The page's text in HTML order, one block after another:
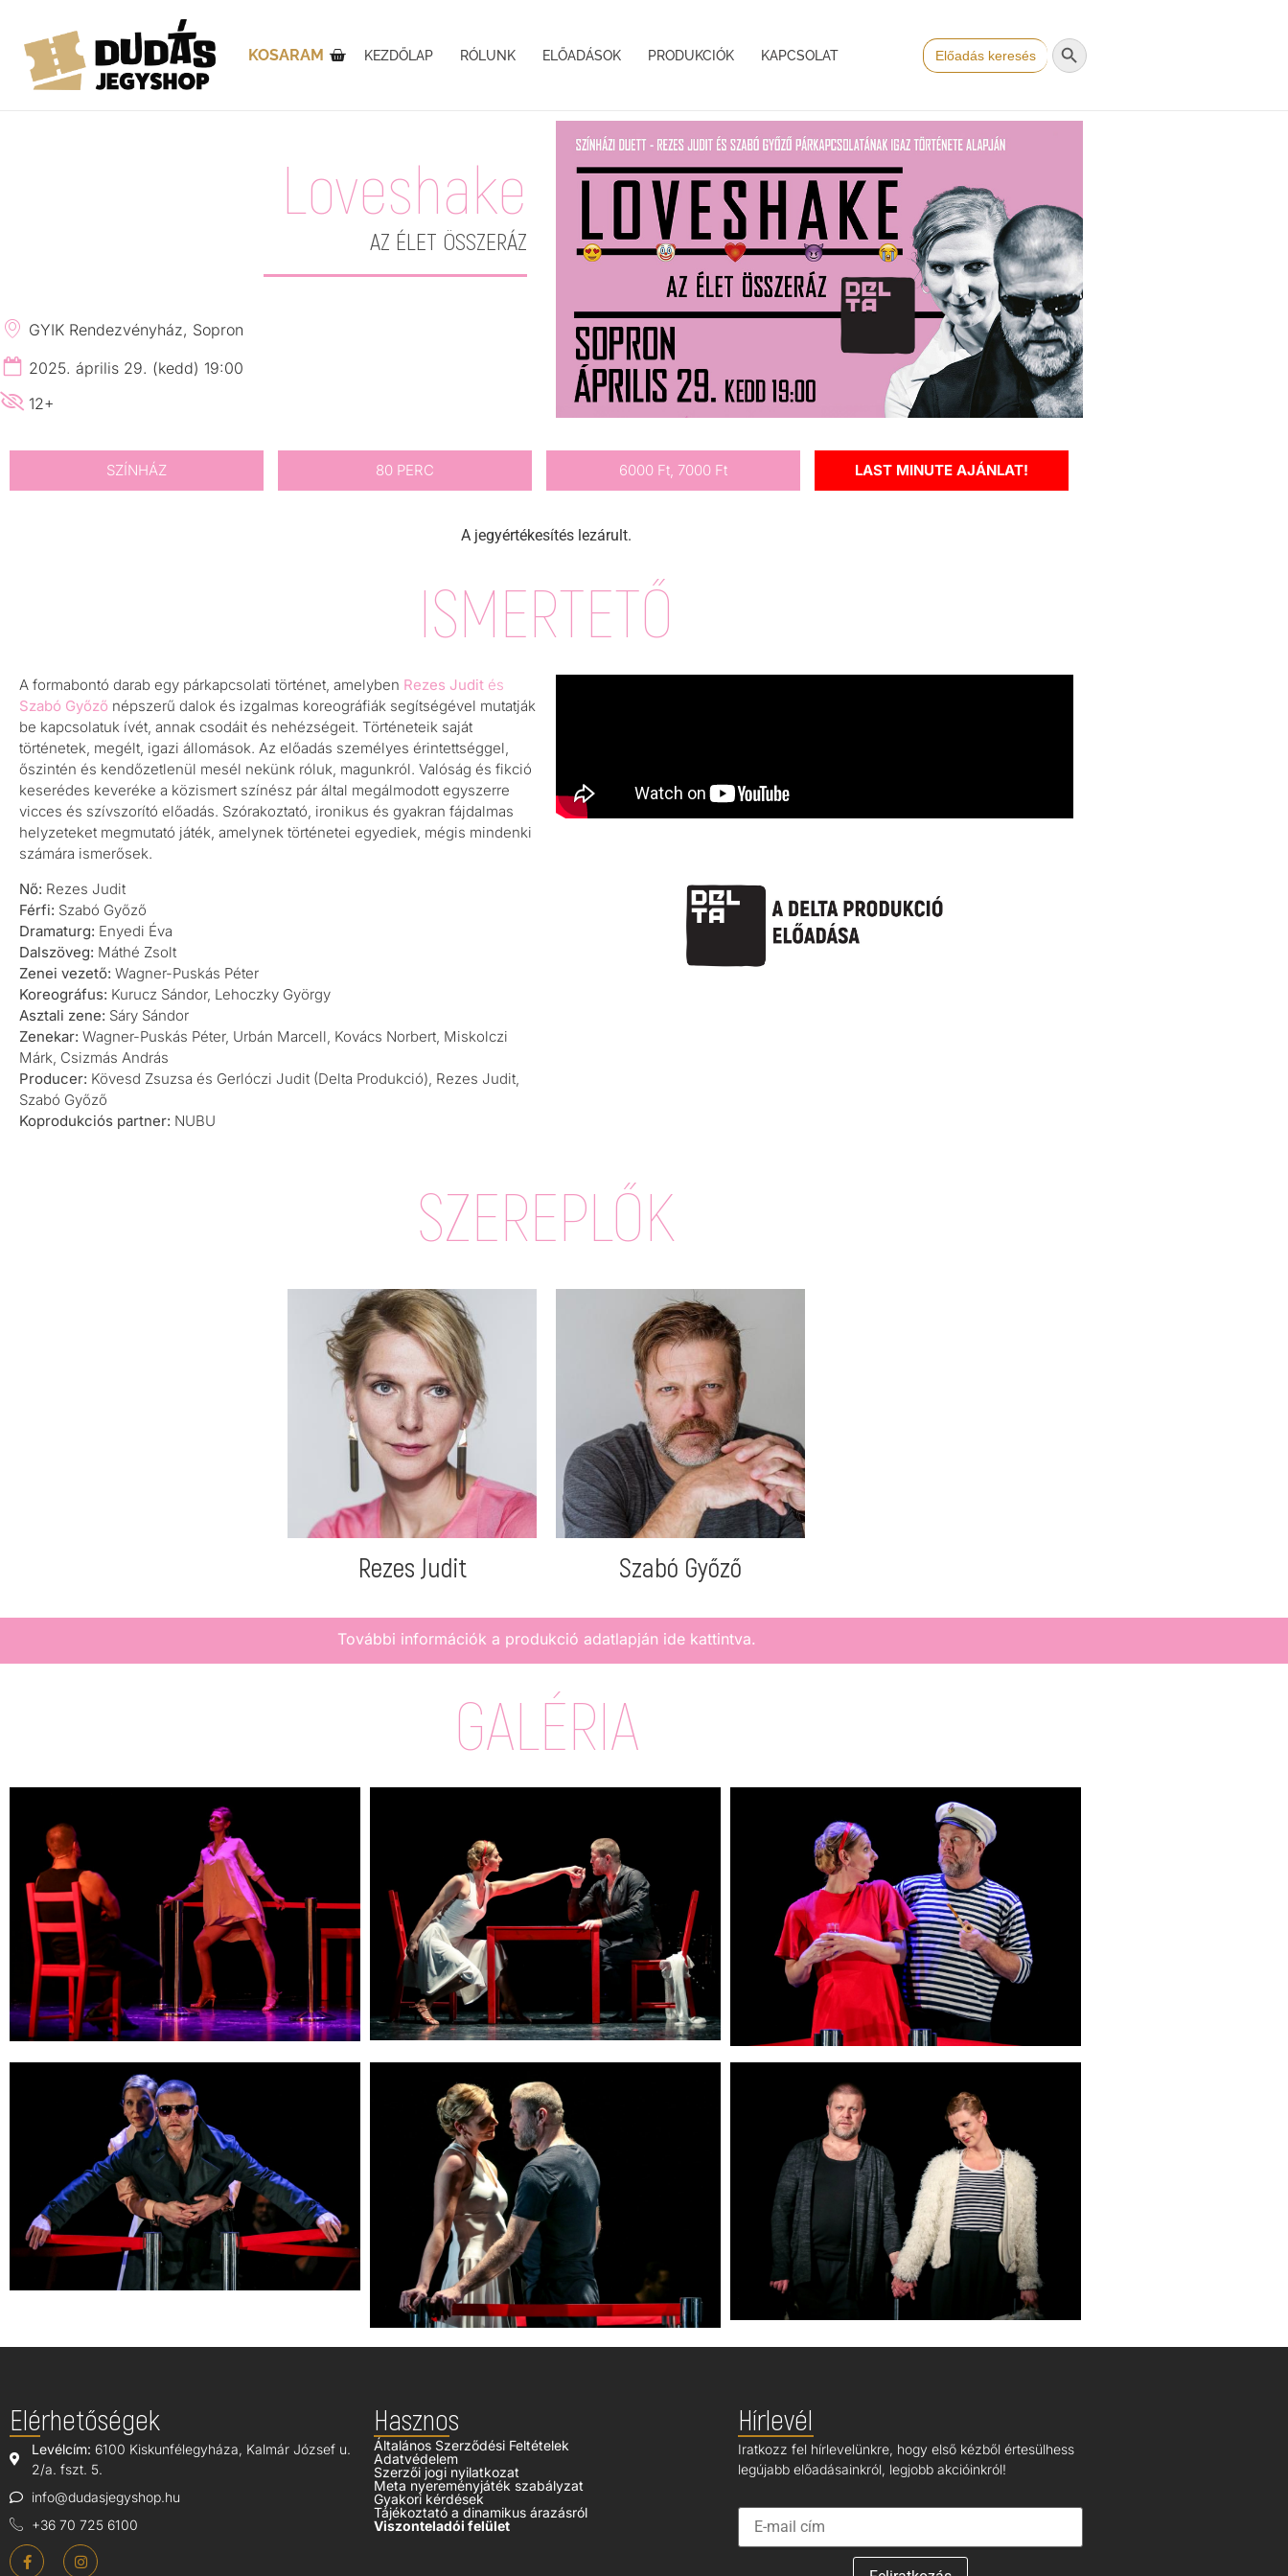
KOSARAM KEZDŐLAP RÓLUNK ELŐADÁSOK PRODUKCIÓK KAPCSOLAT
Search
for:
Search Button
Loveshake
AZ ÉLET ÖSSZERÁZ
GYIK Rendezvényház, Sopron
2025. április 29. (kedd) 19:00
12+
SZÍNHÁZ 80 PERC 6000 Ft, 7000 Ft LAST MINUTE AJÁNLAT!
A jegyértékesítés lezárult.
ISMERTETŐ
A formabontó darab egy párkapcsolati történet, amelyben Rezes Judit és
Szabó Győző népszerű dalok és izgalmas koreográfiák segítségével mutatják
be kapcsolatuk ívét, annak csodáit és nehézségeit. Történeteik saját
történetek, megélt, igazi állomások. Az előadás személyes érintettséggel,
őszintén és kendőzetlenül mesél nekünk róluk, magunkról. Valóság és fikció
keserédes keveréke a közismert színész pár által megálmodott egyszerre
vicces és szívszorító előadás. Szórakoztató, ironikus és gyakran fájdalmas
helyzeteket megmutató játék, amelynek történetei egyediek, mégis mindenki
számára ismerősek.
Nő: Rezes Judit
Férfi: Szabó Győző
Dramaturg: Enyedi Éva
Dalszöveg: Máthé Zsolt
Zenei vezető: Wagner-Puskás Péter
Koreográfus: Kurucz Sándor, Lehoczky György
Asztali zene: Sáry Sándor
Zenekar: Wagner-Puskás Péter, Urbán Marcell, Kovács Norbert, Miskolczi
Márk, Csizmás András
Producer: Kövesd Zsuzsa és Gerlóczi Judit (Delta Produkció), Rezes Judit,
Szabó Győző
Koprodukciós partner: NUBU
SZEREPLŐK
Rezes Judit Szabó Győző
További információk a produkció adatlapján ide kattintva.
GALÉRIA
Elérhetőségek
Levélcím: 6100 Kiskunfélegyháza, Kalmár József u.
2/a. fszt. 5.
info@dudasjegyshop.hu
+36 70 725 6100
Hasznos
Általános Szerződési Feltételek
Adatvédelem
Szerzői jogi nyilatkozat
Meta nyereményjáték szabályzat
Gyakori kérdések
Tájékoztató a dinamikus árazásról
Viszonteladói felület
Hírlevél
Iratkozz fel hírlevelünkre, hogy első kézből értesülhess
legújabb előadásainkról, legjobb akcióinkról!